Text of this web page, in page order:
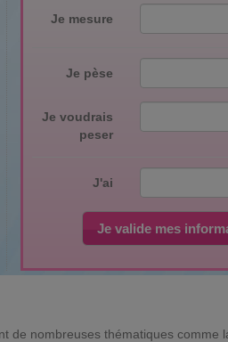
Je mesure
Je pèse
Je voudrais
peser
J'ai
Je valide mes
de nombreuses thématiques comme